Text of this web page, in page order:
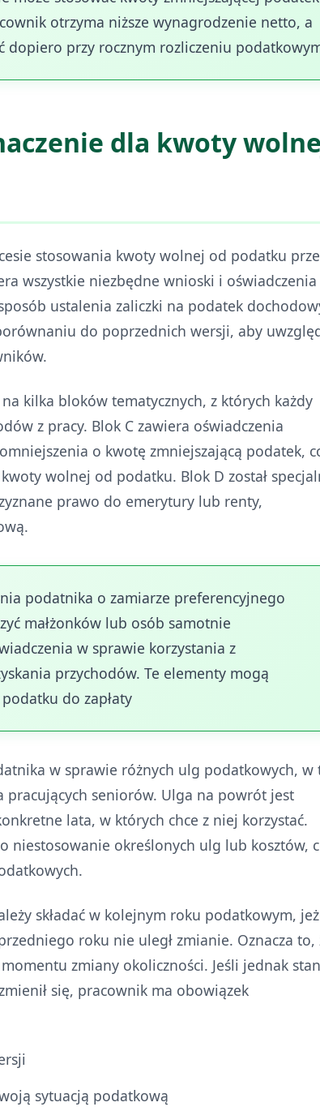
otrzyma niższe wynagrodzenie netto, a
dopiero przy rocznym rozliczeniu
dla kwoty
stosowania kwoty wolnej od podatku
wszystkie niezbędne wnioski i oświadczenia
ustalenia zaliczki na podatek
do poprzednich wersji, aby
kilka bloków tematycznych, z których każdy
z pracy. Blok C zawiera oświadczenia
o kwotę zmniejszającą podatek,
wolnej od podatku. Blok D został
prawo do emerytury lub renty,
podatnika o zamiarze preferencyjnego
małżonków lub osób samotnie
w sprawie korzystania z
przychodów. Te elementy mogą
do zapłaty
w sprawie różnych ulg podatkowych, w
seniorów. Ulga na powrót jest
lata, w których chce z niej korzystać.
niestosowanie określonych ulg lub kosztów,
składać w kolejnym roku podatkowym,
roku nie uległ zmianie. Oznacza to,
zmiany okoliczności. Jeśli jednak stan
się, pracownik ma obowiązek
sytuacją podatkową